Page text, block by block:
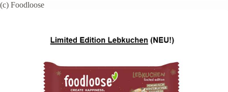
(c) Foodloose